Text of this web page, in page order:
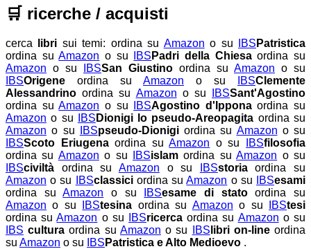
🛒 ricerche / acquisti
cerca libri sui temi: ordina su Amazon o su IBS Patristica
ordina suAmazon o su IBS Padri della Chiesa ordina su
Amazon o su IBSSan Giustino ordina su Amazon o su
IBSOrigene ordina su Amazon o su IBSClemente
Alessandrino ordina su Amazon o su IBSSant'Agostino
ordina suAmazon o su IBSAgostino d'Ippona ordina su
Amazon o su IBS Dionigi lo pseudo-Areopagita ordina su
Amazon o su IBSpseudo-Dionigi ordina su Amazon o su
IBSScoto Eriugena ordina suAmazon o su IBSfilosofia
ordina su Amazon o su IBSislam ordina suAmazon o su
IBSciviltà ordina su Amazon o su IBSstoria
ordina su
Amazon o su IBSclassici ordina suAmazon o su IBSesami
ordina suAmazon o su IBSesame di stato
ordina su
Amazon o su IBStesina ordina su Amazon o su IBStesi
ordina suAmazon o su IBSricerca ordina su Amazon o su
IBS cultura ordina su Amazon o su IBS libri on-line ordina
su Amazon o su IBS Patristica e Alto Medioevo .